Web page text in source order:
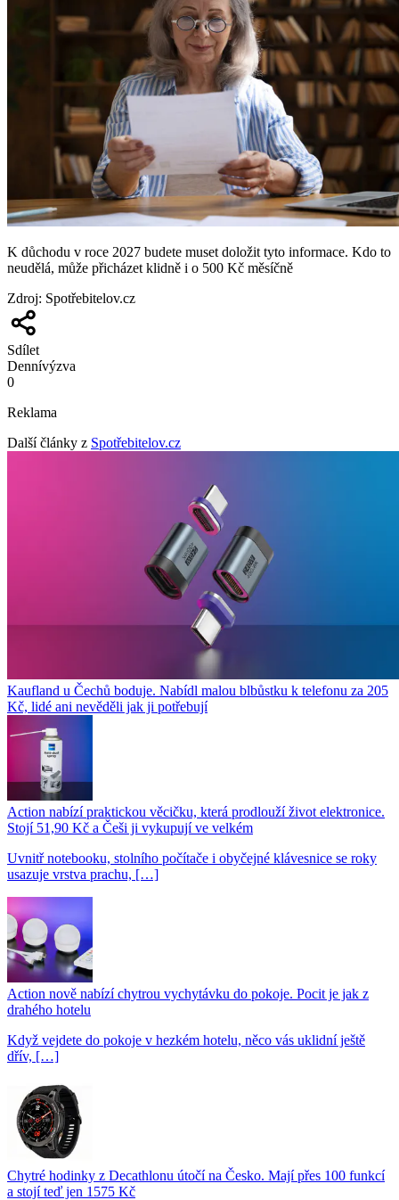
K důchodu v roce 2027 budete muset doložit tyto informace. Kdo to
neudělá, může přicházet klidně i o 500 Kč měsíčně
Zdroj: Spotřebitelov.cz
Sdílet
Dennívýzva
0
Reklama
Další články z Spotřebitelov.cz
Kaufland u Čechů boduje. Nabídl malou blbůstku k telefonu za 205
Kč, lidé ani nevěděli jak ji potřebují
Action nabízí praktickou věcičku, která prodlouží život elektronice.
Stojí 51,90 Kč a Češi ji vykupují ve velkém
Uvnitř notebooku, stolního počítače i obyčejné klávesnice se roky
usazuje vrstva prachu, […]
Action nově nabízí chytrou vychytávku do pokoje. Pocit je jak z
drahého hotelu
Když vejdete do pokoje v hezkém hotelu, něco vás uklidní ještě
dřív, […]
Chytré hodinky z Decathlonu útočí na Česko. Mají přes 100 funkcí
a stojí teď jen 1575 Kč